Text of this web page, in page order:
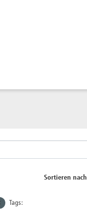
Sortieren nach
Tags: